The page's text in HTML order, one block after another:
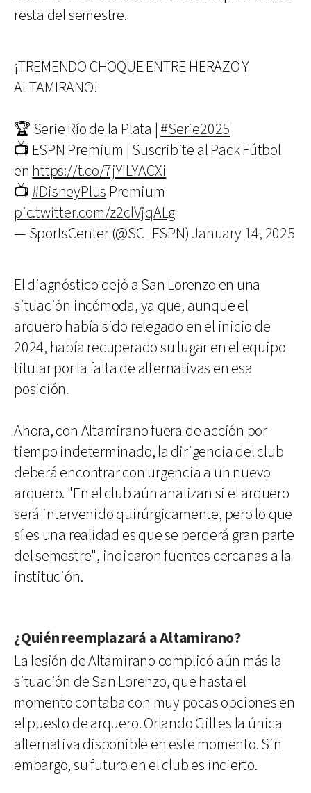
resta del semestre.
¡TREMENDO CHOQUE ENTRE HERAZO Y
ALTAMIRANO!
🏆 Serie Río de la Plata |#Serie2025
📺 ESPN Premium | Suscribite al Pack Fútbol
en https://t.co/7jYILYACXi
📺 #DisneyPlus Premium
pic.twitter.com/z2clVjqALg
— SportsCenter (@SC_ESPN) January 14, 2025
El diagnóstico dejó a San Lorenzo en una
situación incómoda, ya que, aunque el
arquero había sido relegado en el inicio de
2024, había recuperado su lugar en el equipo
titular por la falta de alternativas en esa
posición.
Ahora, con Altamirano fuera de acción por
tiempo indeterminado, la dirigencia del club
deberá encontrar con urgencia a un nuevo
arquero. "En el club aún analizan si el arquero
será intervenido quirúrgicamente, pero lo que
sí es una realidad es que se perderá gran parte
del semestre", indicaron fuentes cercanas a la
institución.
¿Quién reemplazará a Altamirano?
La lesión de Altamirano complicó aún más la
situación de San Lorenzo, que hasta el
momento contaba con muy pocas opciones en
el puesto de arquero. Orlando Gill es la única
alternativa disponible en este momento. Sin
embargo, su futuro en el club es incierto.